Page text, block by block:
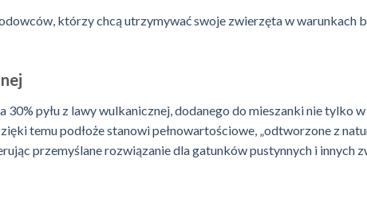
którzy chcą utrzymywać swoje zwierzęta w warunkach
pyłu z lawy wulkanicznej, dodanego do mieszanki nie tylko
temu podłoże stanowi pełnowartościowe, „odtworzone z
przemyślane rozwiązanie dla gatunków pustynnych i innych